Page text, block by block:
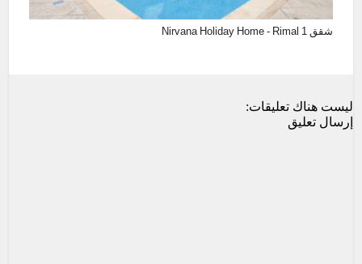
شقق Nirvana Holiday Home - Rimal 1
ليست هناك تعليقات:
إرسال تعليق